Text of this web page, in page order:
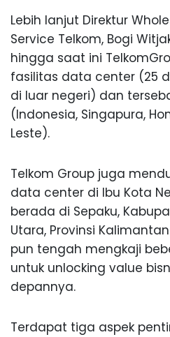
Lebih lanjut Direktur
Service Telkom, Bogi
hingga saat ini
fasilitas data center (25
di luar negeri) dan
(Indonesia, Singapura,
Leste).
Telkom Group juga
data center di Ibu Kota
berada di Sepaku,
Utara, Provinsi
pun tengah mengkaji
untuk unlocking value
depannya.
Terdapat tiga aspek